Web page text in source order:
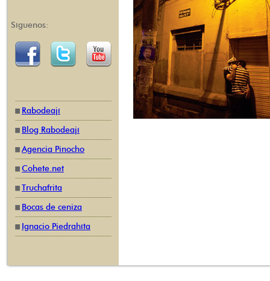
Síguenos:
Rabodeají
Blog Rabodeají
Agencia Pinocho
Cohete.net
Truchafrita
Bocas de ceniza
Ignacio Piedrahíta